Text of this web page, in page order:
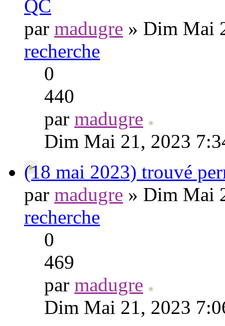
QC
par madugre » Dim Mai
recherche
0
440
par madugre
Dim Mai 21, 2023
(18 mai 2023) trouvé
par madugre » Dim Mai
recherche
0
469
par madugre
Dim Mai 21, 2023